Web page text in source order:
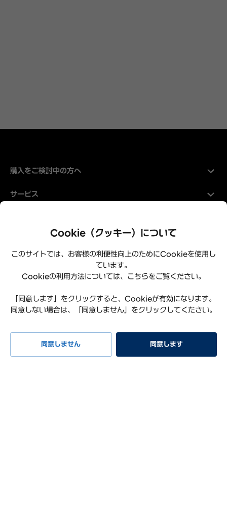
購入をご検討中の方へ
サービス
プライバシーポリシー
利用規約
よくある質問
リコール情報
お問い合わせ
Cookie（クッキー）について
このサイトでは、お客様の利便性向上のためにCookieを使用し
ています。
Cookieの利用方法については、こちらをご覧ください。
「同意します」をクリックすると、Cookieが有効になります。
同意しない場合は、「同意しません」をクリックしてください。
同意しません 同意します